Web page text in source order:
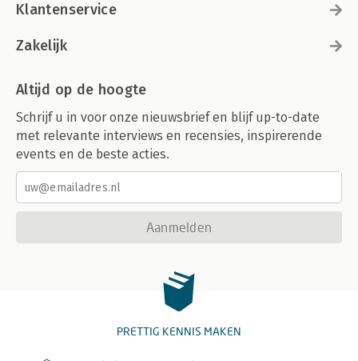
Klantenservice
Zakelijk
Altijd op de hoogte
Schrijf u in voor onze nieuwsbrief en blijf up-to-date
met relevante interviews en recensies, inspirerende
events en de beste acties.
Aanmelden
PRETTIG KENNIS MAKEN